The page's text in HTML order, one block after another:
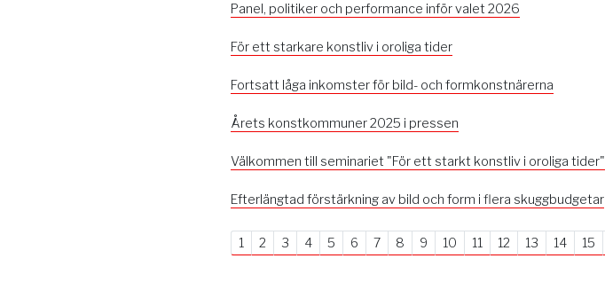
Panel, politiker och performance inför valet 2026
För ett starkare konstliv i oroliga tider
Fortsatt låga inkomster för bild- och formkonstnärerna
Årets konstkommuner 2025 i pressen
Välkommen till seminariet "För ett starkt konstliv i oroliga tider"
Efterlängtad förstärkning av bild och form i flera skuggbudgetar
1 2 3 4 5 6 7 8 9 10 11 12 13 14 15